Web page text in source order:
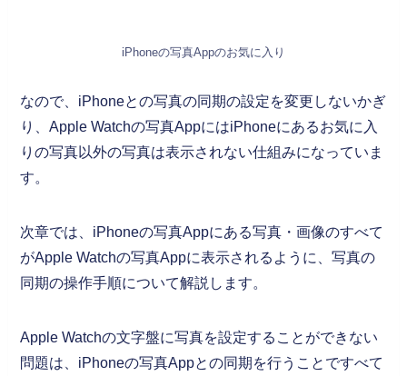
iPhoneの写真Appのお気に入り
なので、iPhoneとの写真の同期の設定を変更しないかぎ
り、Apple Watchの写真AppにはiPhoneにあるお気に入
りの写真以外の写真は表示されない仕組みになっていま
す。
次章では、iPhoneの写真Appにある写真・画像のすべて
がApple Watchの写真Appに表示されるように、写真の
同期の操作手順について解説します。
Apple Watchの文字盤に写真を設定することができない
問題は、iPhoneの写真Appとの同期を行うことですべて